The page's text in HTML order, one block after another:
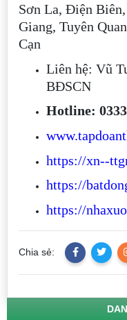
Sơn La, Điện
Giang, Tuyên
Cạn
Liên hệ: Vũ
BĐSCN
Hotline: 0333
https://xn--
https://
https://
Chia sẻ: